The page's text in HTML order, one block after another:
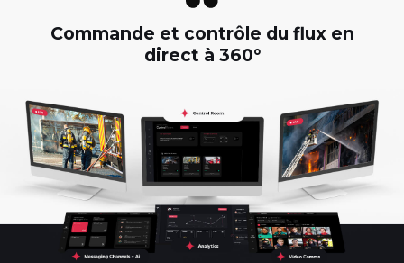
Commande et contrôle du flux en
direct à 360°